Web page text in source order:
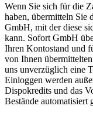
Wenn Sie sich für die
haben, übermitteln Sie
GmbH, mit der diese
kann. Sofort GmbH
Ihren Kontostand und
von Ihnen
uns unverzüglich eine
Einloggen werden
Dispokredits und das
Bestände automatisiert